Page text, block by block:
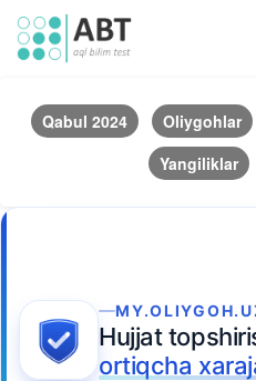
Qabul 2024 Oliygohlar
Yangiliklar
Hujjat
ortiqcha